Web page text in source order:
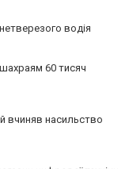
водія
60 тисяч
вчиняв насильство